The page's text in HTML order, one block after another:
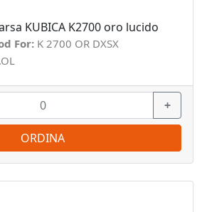
KUBICA K2700 oro lucido
For: K 2700 OR DXSX
+
ORDINA